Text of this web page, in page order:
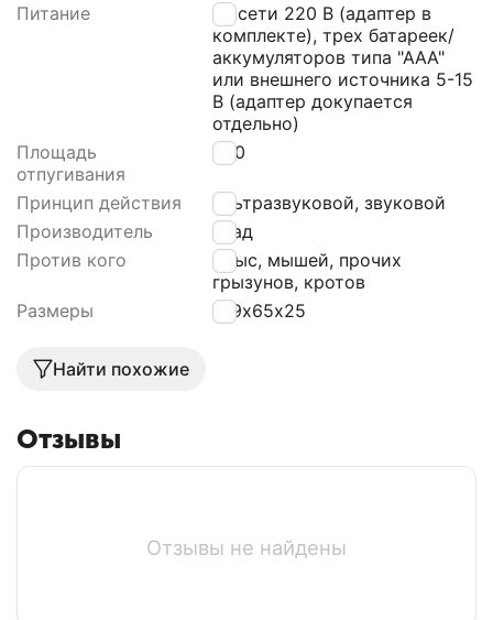
Питание
от сети 220 В (адаптер в
комплекте), трех батареек/
аккумуляторов типа "ААА"
или внешнего источника 5-15
В (адаптер докупается
отдельно)
Площадь
отпугивания
500
Принцип действия
Ультразвуковой, звуковой
Производитель
Град
Против кого
Крыс, мышей, прочих
грызунов, кротов
Размеры
109х65х25
Найти похожие
Отзывы
Отзывы не найдены